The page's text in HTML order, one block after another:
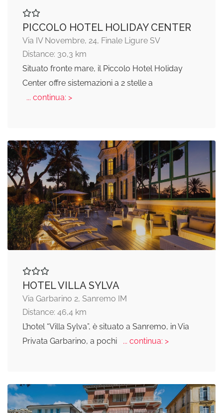
PICCOLO HOTEL HOLIDAY CENTER
Via IV Novembre, 24, Finale Ligure SV
Distance: 30,3 km
Situato fronte mare, il Piccolo Hotel Holiday
Center offre sistemazioni a 2 stelle a
... continua: >
HOTEL VILLA SYLVA
Via Garbarino 2, Sanremo IM
Distance: 46,4 km
L’hotel “Villa Sylva”, è situato a Sanremo, in Via
Privata Garbarino, a pochi
... continua: >